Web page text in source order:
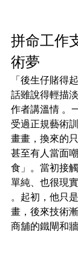
拼命工作
術夢
「後生仔賭得
話雖說得輕描
作者講溫情 。
受過正規藝術
畫畫，換來的
甚至有人當面
食」。當初接
單純、也很現
。起初，他只
畫，後來技術
商舖的鐵閘和